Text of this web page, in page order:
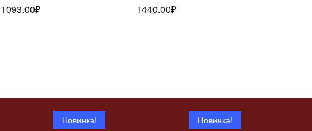
1093.00₽
1440.00₽
Новинка! Новинка!